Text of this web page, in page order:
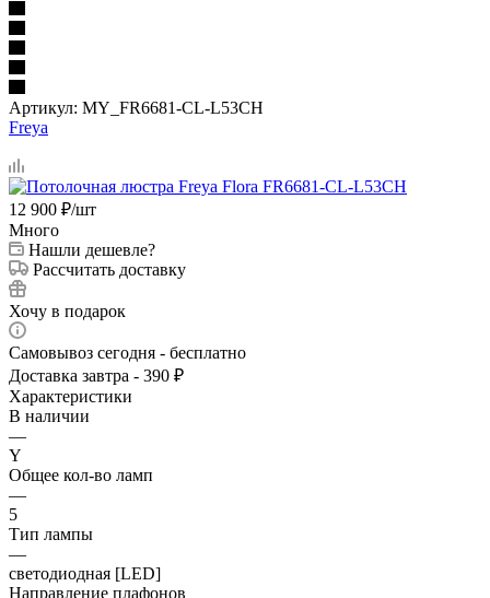
Артикул: MY_FR6681-CL-L53CH
Freya
12 900 ₽/шт
Много
Нашли дешевле?
Рассчитать доставку
Хочу в подарок
Самовывоз сегодня - бесплатно
Доставка завтра - 390 ₽
Характеристики
В наличии
—
Y
Общее кол-во ламп
—
5
Тип лампы
—
светодиодная [LED]
Направление плафонов